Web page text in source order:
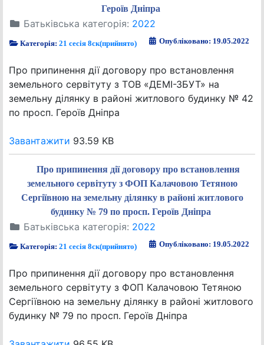
Героїв Дніпра
Батьківська категорія: 2022
Категорія:21 сесія 8ск(прийнято) Опубліковано: 19.05.2022
Про припинення дії договору про встановлення
земельного сервітуту з ТОВ «ДЕМІ-ЗБУТ» на
земельну ділянку в районі житлового будинку № 42
по просп. Героїв Дніпра
Завантажити 93.59 KB
Про припинення дії договору про встановлення
земельного сервітуту з ФОП Калачовою Тетяною
Сергіївною на земельну ділянку в районі житлового
будинку № 79 по просп. Героїв Дніпра
Батьківська категорія: 2022
Категорія:21 сесія 8ск(прийнято) Опубліковано: 19.05.2022
Про припинення дії договору про встановлення
земельного сервітуту з ФОП Калачовою Тетяною
Сергіївною на земельну ділянку в районі житлового
будинку № 79 по просп. Героїв Дніпра